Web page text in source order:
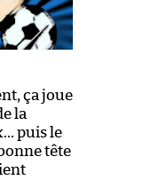
ça joue
la
puis le
tête